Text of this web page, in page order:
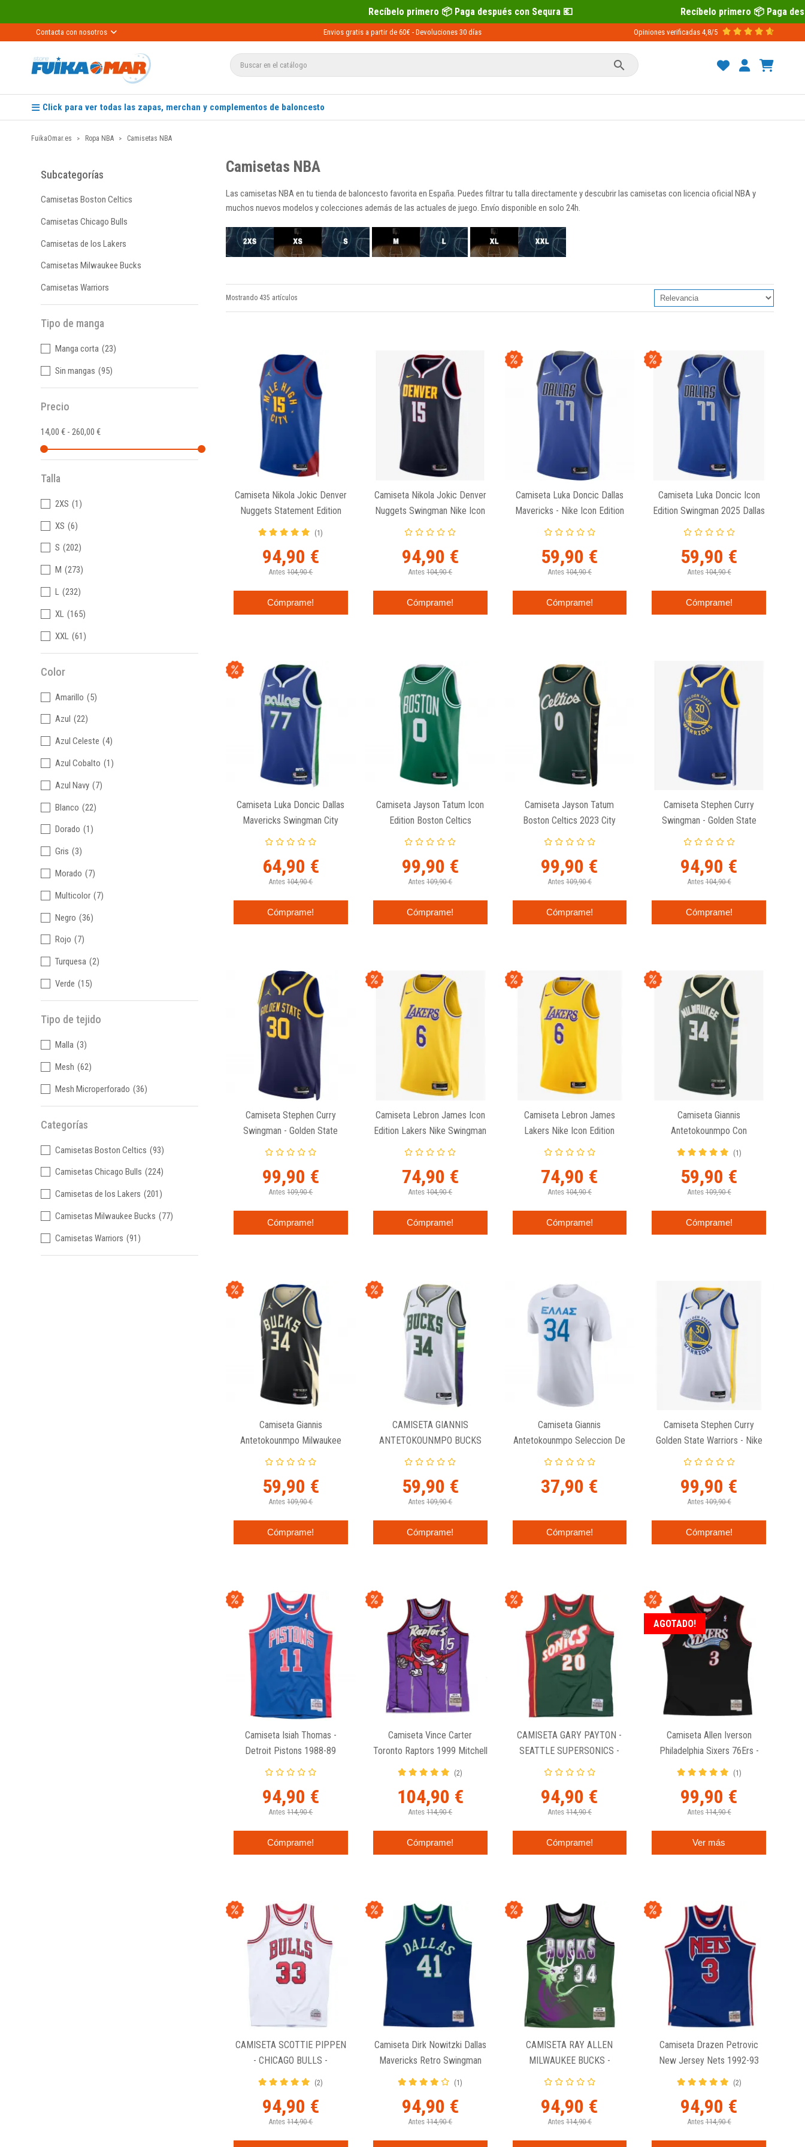
Recíbelo primero 📦 Paga después con Sequra 💶 Recíbelo primero 📦 Paga después con Sequra
Contacta con nosotros Envios gratis a partir de 60€ - Devoluciones 30 días Opiniones verificadas 4,8/5

Click para ver todas las zapas, merchan y complementos de baloncesto
FuikaOmar.es Ropa NBA Camisetas NBA
Subcategorías
Camisetas Boston Celtics
Camisetas Chicago Bulls
Camisetas de los Lakers
Camisetas Milwaukee Bucks
Camisetas Warriors
Tipo de manga
Manga corta (23)
Sin mangas (95)
Precio
14,00 € - 260,00 €
Talla
2XS (1)
XS (6)
S (202)
M (273)
L (232)
XL (165)
XXL (61)
Color
Amarillo (5)
Azul (22)
Azul Celeste (4)
Azul Cobalto (1)
Azul Navy (7)
Blanco (22)
Dorado (1)
Gris (3)
Morado (7)
Multicolor (7)
Negro (36)
Rojo (7)
Turquesa (2)
Verde (15)
Tipo de tejido
Malla (3)
Mesh (62)
Mesh Microperforado (36)
Categorías
Camisetas Boston Celtics (93)
Camisetas Chicago Bulls (224)
Camisetas de los Lakers (201)
Camisetas Milwaukee Bucks (77)
Camisetas Warriors (91)
Camisetas NBA
Las camisetas NBA en tu tienda de baloncesto favorita en España. Puedes filtrar tu talla directamente y descubrir las camisetas con licencia oficial NBA y
muchos nuevos modelos y colecciones además de las actuales de juego. Envío disponible en solo 24h.
Mostrando 435 artículos
Camiseta Nikola Jokic Denver
Nuggets Statement Edition
Swingman
(1)
94,90 €
Antes 104,90 €
Cómprame!
Camiseta Nikola Jokic Denver
Nuggets Swingman Nike Icon
Edition
94,90 €
Antes 104,90 €
Cómprame!
Camiseta Luka Doncic Dallas
Mavericks - Nike Icon Edition
Swingman
59,90 €
Antes 104,90 €
Cómprame!
Camiseta Luka Doncic Icon
Edition Swingman 2025 Dallas
Mavericks Nike
59,90 €
Antes 104,90 €
Cómprame!
Camiseta Luka Doncic Dallas
Mavericks Swingman City
Edition 2023
64,90 €
Antes 104,90 €
Cómprame!
Camiseta Jayson Tatum Icon
Edition Boston Celtics
Swingman Nike
99,90 €
Antes 109,90 €
Cómprame!
Camiseta Jayson Tatum
Boston Celtics 2023 City
Edition Nike Swingman
99,90 €
Antes 109,90 €
Cómprame!
Camiseta Stephen Curry
Swingman - Golden State
Warriors - Nike Icon Edition
94,90 €
Antes 104,90 €
Cómprame!
Camiseta Stephen Curry
Swingman - Golden State
Warriors - Jordan Statement
99,90 €
Antes 109,90 €
Cómprame!
Camiseta Lebron James Icon
Edition Lakers Nike Swingman
74,90 €
Antes 104,90 €
Cómprame!
Camiseta Lebron James
Lakers Nike Icon Edition
74,90 €
Antes 104,90 €
Cómprame!
Camiseta Giannis
Antetokounmpo Con
Milwaukee Bucks Nike Icon
(1)
59,90 €
Antes 109,90 €
Cómprame!
Camiseta Giannis
Antetokounmpo Milwaukee
Bucks Statement Edition -
59,90 €
Antes 109,90 €
Cómprame!
CAMISETA GIANNIS
ANTETOKOUNMPO BUCKS
SWINGMAN NIKE CITY
59,90 €
Antes 109,90 €
Cómprame!
Camiseta Giannis
Antetokounmpo Seleccion De
Grecia "Name And Number"
37,90 €
Cómprame!
Camiseta Stephen Curry
Golden State Warriors - Nike
Swingman Association Edition
99,90 €
Antes 109,90 €
Cómprame!
Camiseta Isiah Thomas -
Detroit Pistons 1988-89
Mitchell And Ness Swingman
94,90 €
Antes 114,90 €
Cómprame!
Camiseta Vince Carter
Toronto Raptors 1999 Mitchell
And Ness Retro Swingman
(2)
104,90 €
Antes 114,90 €
Cómprame!
CAMISETA GARY PAYTON -
SEATTLE SUPERSONICS -
SWINGMAN VERDE
94,90 €
Antes 114,90 €
Cómprame!
Camiseta Allen Iverson
Philadelphia Sixers 76Ers -
Swingman 2000-01 Negra.
(1)
99,90 €
Antes 114,90 €
Ver más
AGOTADO!
CAMISETA SCOTTIE PIPPEN
- CHICAGO BULLS -
SWINGMAN HOME
(2)
94,90 €
Antes 114,90 €
Camiseta Dirk Nowitzki Dallas
Mavericks Retro Swingman
Mitchell And Ness 1998-99
(1)
94,90 €
Antes 114,90 €
CAMISETA RAY ALLEN
MILWAUKEE BUCKS -
SWINGMAN VERDE
94,90 €
Antes 114,90 €
Camiseta Drazen Petrovic
New Jersey Nets 1992-93
Swingman Mitchell And Ness
(2)
94,90 €
Antes 114,90 €